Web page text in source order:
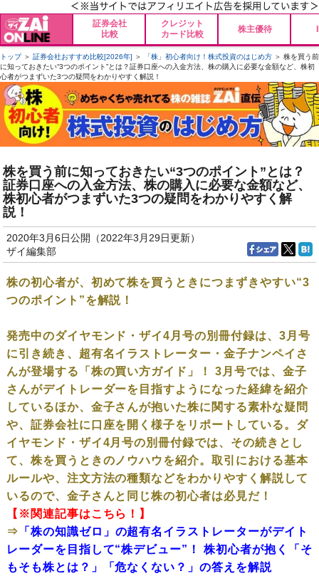
証券会社
比較
クレジット
カード比較
株主優待
トップ＞ 証券会社おすすめ比較[2026年] ＞ 「株」初心者向け！株式投資のはじめ方 ＞ 株を買う前
に知っておきたい“3つのポイント”とは？証券口座への入金方法、株の購入に必要な金額など、株初
心者がつまずいた3つの疑問をわかりやすく解説！
株を買う前に知っておきたい“3つのポイント”とは？
証券口座への入金方法、株の購入に必要な金額など、
株初心者がつまずいた3つの疑問をわかりやすく解
説！
2020年3月6日公開（2022年3月29日更新）
ザイ編集部
株の初心者が、初めて株を買うときにつまずきやすい“3
つのポイント”を解説！
発売中のダイヤモンド・ザイ4月号の別冊付録は、3月号
に引き続き、超有名イラストレーター・金子ナンペイさ
んが登場する「株の買い方ガイド」！ 3月号では、金子
さんがデイトレーダーを目指すようになった経緯を紹介
しているほか、金子さんが抱いた株に関する素朴な疑問
や、証券会社に口座を開く様子をリポートしている。ダ
イヤモンド・ザイ4月号の別冊付録では、その続きとし
て、株を買うときのノウハウを紹介。取引における基本
ルールや、注文方法の種類などをわかりやすく解説して
いるので、金子さんと同じ株の初心者は必見だ！
【※関連記事はこちら！】
⇒ 「株の知識ゼロ」の超有名イラストレーターがデイト
レーダーを目指して“株デビュー”！ 株初心者が抱く「そ
もそも株とは？」「危なくない？」の答えを解説